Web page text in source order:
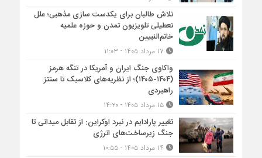
تلاش طالبان برای یکدست سازی مذهبی؛ علل
تعطیلی تلویزیون تمدن و حوزه علمیه
خاتم‌النبیین
واکاوی جنگ ایران و آمریکا در تنگه هرمز
(۱۴۰۴-۱۴۰۵)؛ از نظریه‌های کلاسیک تا سنتز
راهبردی
۱۵ مرداد ۱۴۰۵ - ۱۴:۲۰
تغییر پارادایم در نبرد اوکراین: از تقابل میدانی تا
جنگ زیرساخت‌های انرژی